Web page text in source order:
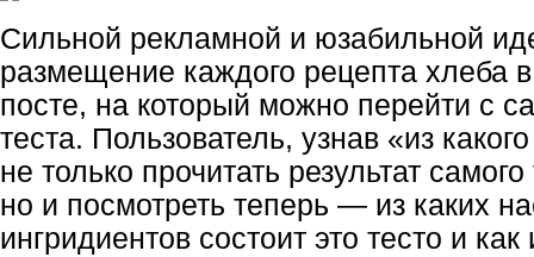
Сильной рекламной и юзабильной
размещение каждого рецепта хлеба
посте, на который можно перейти с
теста. Пользователь, узнав «из
не только прочитать результат самого
но и посмотреть теперь — из каких
ингридиентов состоит это тесто и как